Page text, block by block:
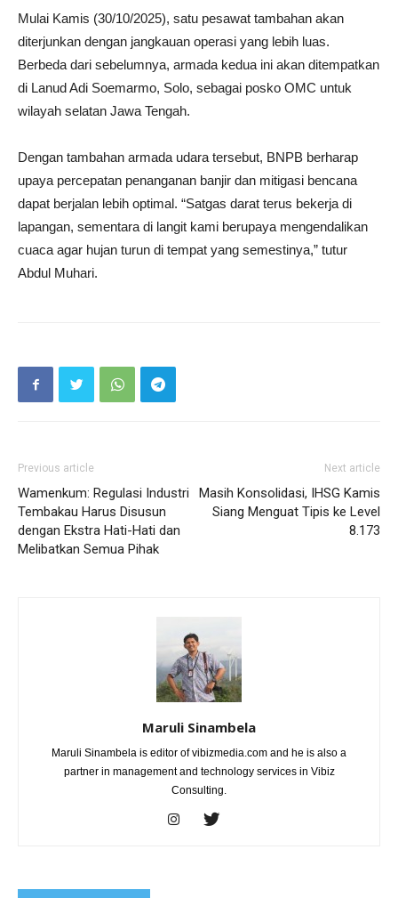
Mulai Kamis (30/10/2025), satu pesawat tambahan akan
diterjunkan dengan jangkauan operasi yang lebih luas.
Berbeda dari sebelumnya, armada kedua ini akan ditempatkan
di Lanud Adi Soemarmo, Solo, sebagai posko OMC untuk
wilayah selatan Jawa Tengah.
Dengan tambahan armada udara tersebut, BNPB berharap
upaya percepatan penanganan banjir dan mitigasi bencana
dapat berjalan lebih optimal. “Satgas darat terus bekerja di
lapangan, sementara di langit kami berupaya mengendalikan
cuaca agar hujan turun di tempat yang semestinya,” tutur
Abdul Muhari.
Previous article
Wamenkum: Regulasi Industri
Tembakau Harus Disusun
dengan Ekstra Hati-Hati dan
Melibatkan Semua Pihak
Next article
Masih Konsolidasi, IHSG Kamis
Siang Menguat Tipis ke Level
8.173
Maruli Sinambela
Maruli Sinambela is editor of vibizmedia.com and he is also a
partner in management and technology services in Vibiz
Consulting.